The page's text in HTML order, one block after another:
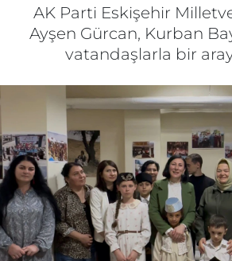
AK Parti Eskişehir
Ayşen Gürcan, Kurban
vatandaşlarla bir
SAĞLIK
EĞİTİM
SPOR
MAGAZİN
ESKİŞEHİRSPOR
Haber Arşivi